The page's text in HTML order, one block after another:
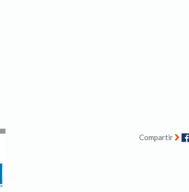
Compartir